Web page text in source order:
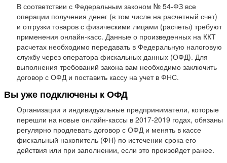
В соответствии с Федеральным законом № 54-ФЗ все
операции получения денег (в том числе на расчетный счет)
и отгрузки товаров с физическими лицами (расчеты) требуют
применения онлайн-касс. Данные о произведенных на ККТ
расчетах необходимо передавать в Федеральную налоговую
службу через оператора фискальных данных (ОФД). Для
выполнения требований закона вам необходимо заключить
договор с ОФД и поставить кассу на учет в ФНС.
Вы уже подключены к ОФД
Организации и индивидуальные предприниматели, которые
перешли на новые онлайн-кассы в 2017-2019 годах, обязаны
регулярно продлевать договор с ОФД и менять в кассе
фискальный накопитель (ФН) по истечении срока его
действия или при заполнении, если это произойдет ранее.